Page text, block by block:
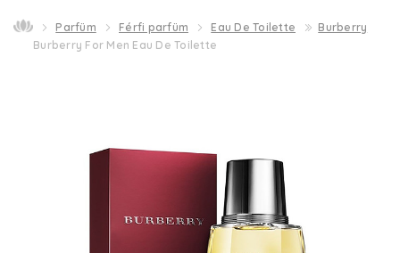
Parfüm Férfi parfüm Eau De Toilette
Burberry
Burberry For Men Eau De Toilette